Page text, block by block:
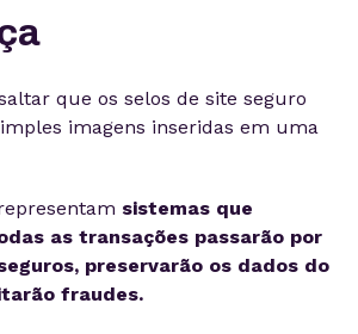
que os selos de site seguro
imagens inseridas em uma
sistemas que
as transações passarão por
preservarão os dados do
fraudes.